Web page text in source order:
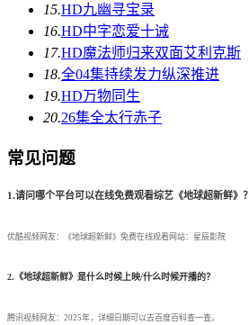
15.HD九幽寻宝录
16.HD中字恋爱十诫
17.HD魔法师归来双面艾利克斯
18.全04集持续发力纵深推进
19.HD万物同生
20.26集全太行赤子
常见问题
1.请问哪个平台可以在线免费观看综艺《地球超新鲜》？
优酷视频网友：《地球超新鲜》免费在线观看网站：星辰影院
2.《地球超新鲜》是什么时候上映/什么时候开播的？
腾讯视频网友：2025年，详细日期可以去百度百科查一查。